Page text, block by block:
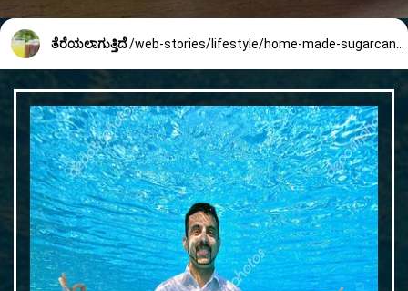
ತೆರೆಯಲಾಗುತ್ತಿದೆ